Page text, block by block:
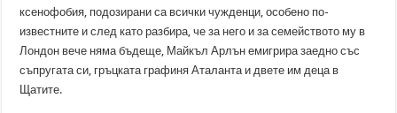
ксенофобия, подозирани са всички чужденци, особено по-
известните и след като разбира, че за него и за семейството му в
Лондон вече няма бъдеще, Майкъл Арлън емигрира заедно със
съпругата си, гръцката графиня Аталанта и двете им деца в
Щатите.